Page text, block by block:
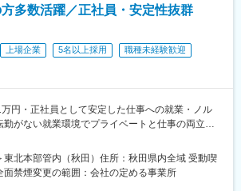
多数活躍／正社員・安定性抜群
上場企業 5名以上採用
職種未経験歓迎
円・正社員として安定した仕事への就業・ノル
勤がない就業環境でプライベートと仕事の両立が
東北本部管内（秋田）住所：秋田県内全域 受動喫
面禁煙変更の範囲：会社の定める事業所